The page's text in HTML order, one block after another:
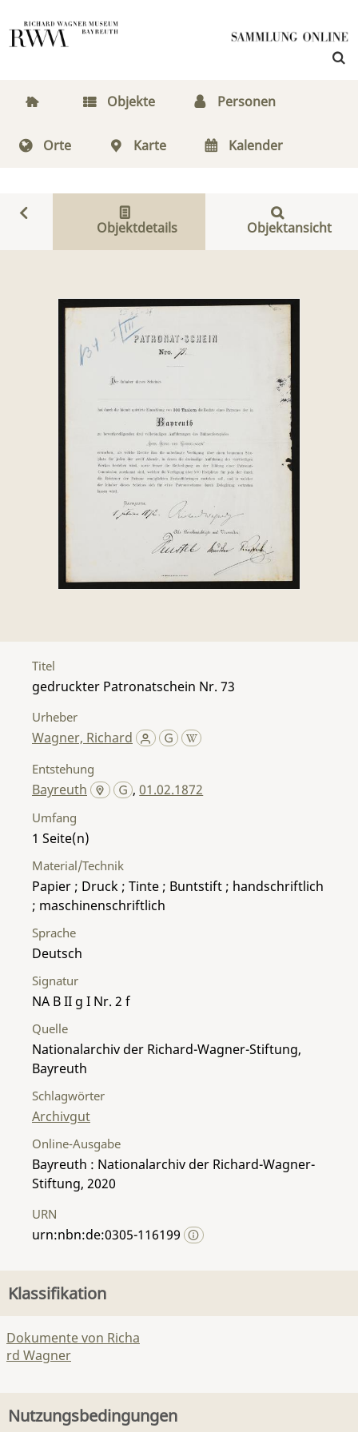
Objekte Personen
Orte Karte Kalender
Objektdetails Objektansicht
Titel
gedruckter Patronatschein Nr. 73
Urheber
Wagner, Richard
Entstehung
Bayreuth ,01.02.1872
Umfang
1
Material/Technik
Papier ; Druck ; Tinte ; Buntstift ; handschriftlich
; maschinenschriftlich
Sprache
Deutsch
Signatur
NA B II g I Nr. 2 f
Quelle
Nationalarchiv der Richard-Wagner-Stiftung,
Bayreuth
Schlagwörter
Archivgut
Online-Ausgabe
Bayreuth : Nationalarchiv der Richard-Wagner-
Stiftung, 2020
URN
urn:nbn:de:0305-116199
Klassifikation
Dokumente von Richa
rd Wagner
Nutzungsbedingungen